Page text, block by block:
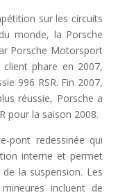
sur les circuits
monde, la Porsche
Porsche Motorsport
phare en 2007,
996 RSR. Fin 2007,
réussie, Porsche a
pour la saison 2008.
pont redessinée qui
interne et permet
la suspension. Les
incluent de